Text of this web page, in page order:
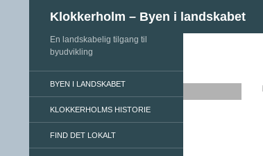
Hop til indhold
Klokkerholm – Byen i landskabet
En landskabelig tilgang til
byudvikling
BYEN I LANDSKABET
KLOKKERHOLMS HISTORIE
FIND DET LOKALT